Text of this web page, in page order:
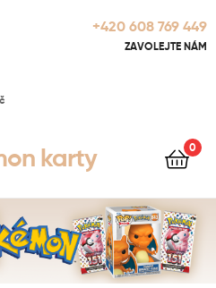
+420 608 769 449
ZAVOLEJTE NÁM
karty 0